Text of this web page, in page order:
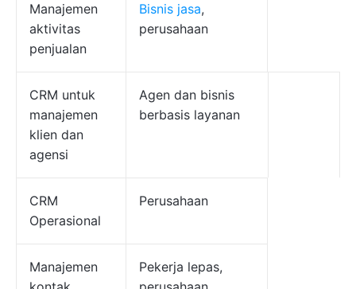
Manajemen
aktivitas
penjualan
Bisnis jasa,
perusahaan
CRM untuk
manajemen
klien dan
agensi
Agen dan bisnis
berbasis layanan
CRM
Operasional
Perusahaan
Manajemen
Pekerja lepas,